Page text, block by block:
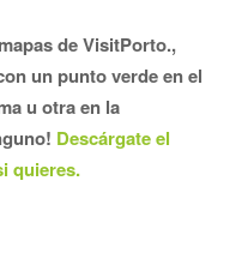
de VisitPorto.,
un punto verde en el
u otra en la
Descárgate el
quieres.